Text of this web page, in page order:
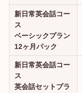
新日常英会話コー
ス
ベーシックプラン
12ヶ月パック
新日常英会話コー
ス
英会話セットプラ